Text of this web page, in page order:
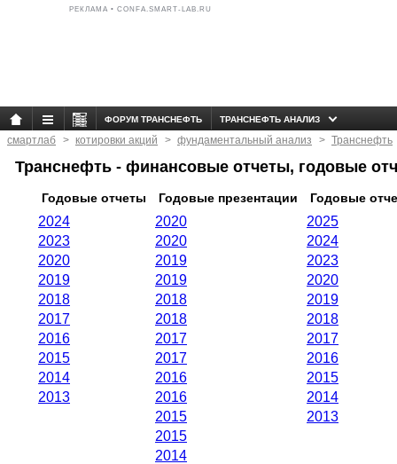
РЕКЛАМА • CONFA.SMART-LAB.RU
ФОРУМ ТРАНСНЕФТЬ ТРАНСНЕФТЬ АНАЛИЗ
смартлаб котировки акций фундаментальный анализ Транснефть
Транснефть - финансовые отчеты, годовые
Годовые отчеты
2024
2023
2020
2019
2018
2017
2016
2015
2014
2013
Годовые презентации
2020
2020
2019
2019
2018
2018
2017
2017
2016
2016
2015
2015
2014
Годовые
2025
2024
2023
2020
2019
2018
2017
2016
2015
2014
2013